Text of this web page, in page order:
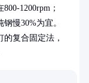
1200rpm；
慢30%为宜。
复合固定法，